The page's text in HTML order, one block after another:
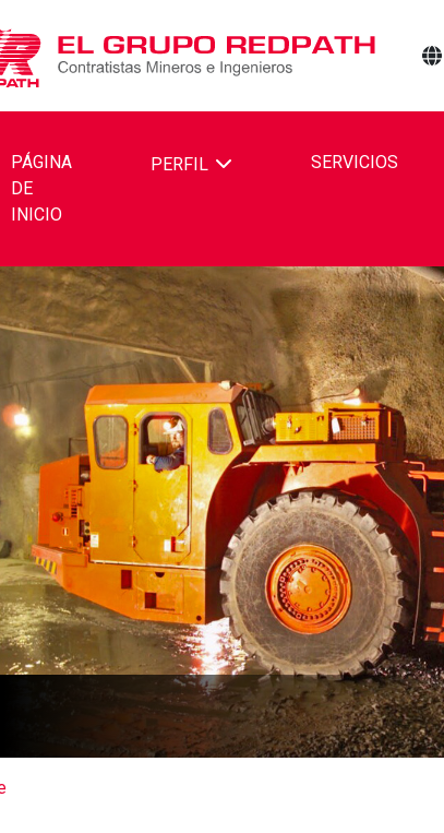
REDPATH MINING CONTRACTORS AND ENGINEERS
REDPATH MINING CONTRACTORS AND
VISITAR REDPATH MINING CONTRACTORS AND
PÁGINA
DE
INICIO
PERFIL SERVICIOS